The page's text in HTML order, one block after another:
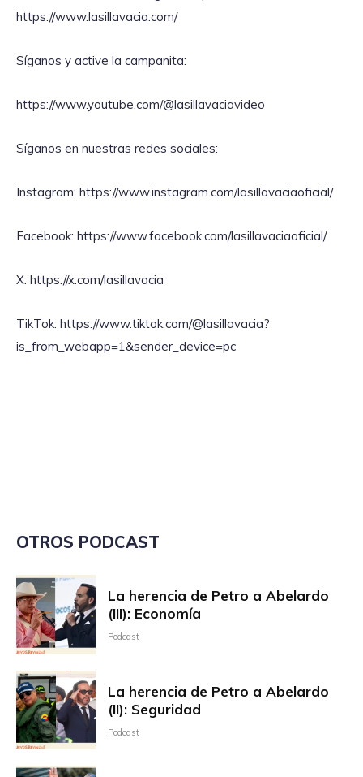
https://www.lasillavacia.com/
Síganos y active la campanita:
https://www.youtube.com/@lasillavaciavideo
Síganos en nuestras redes sociales:
Instagram: https://www.instagram.com/lasillavaciaoficial/
Facebook: https://www.facebook.com/lasillavaciaoficial/
X: https://x.com/lasillavacia
TikTok: https://www.tiktok.com/@lasillavacia?
is_from_webapp=1&sender_device=pc
OTROS PODCAST
La herencia de Petro a Abelardo
(III): Economía
Podcast
La herencia de Petro a Abelardo
(II): Seguridad
Podcast